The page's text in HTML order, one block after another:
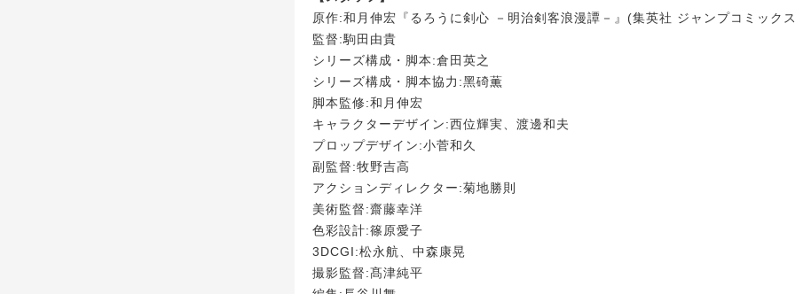
原作:和月伸宏『るろうに剣心 －明治剣客浪漫譚－』(集英社 ジャンプコミック
監督:駒田由貴
シリーズ構成・脚本:倉田英之
シリーズ構成・脚本協力:黑碕薫
脚本監修:和月伸宏
キャラクターデザイン:西位輝実、渡邊和夫
プロップデザイン:小菅和久
副監督:牧野吉高
アクションディレクター:菊地勝則
美術監督:齋藤幸洋
色彩設計:篠原愛子
3DCGI:松永航、中森康晃
撮影監督:髙津純平